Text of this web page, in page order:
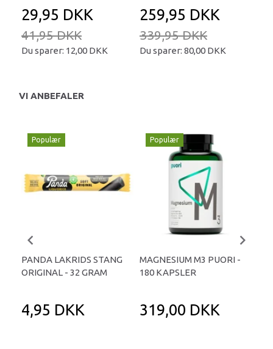
29,95 DKK
41,95 DKK
Du sparer: 12,00 DKK
259,95 DKK
339,95 DKK
Du sparer: 80,00 DKK
VI ANBEFALER
Populær
PANDA LAKRIDS STANG
ORIGINAL - 32 GRAM
4,95 DKK
Populær
MAGNESIUM M3 PUORI -
180 KAPSLER
319,00 DKK